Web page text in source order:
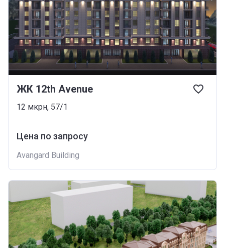
ЖК 12th Аvenue
12 мкрн, 57/1
Цена по запросу
Avangard Building